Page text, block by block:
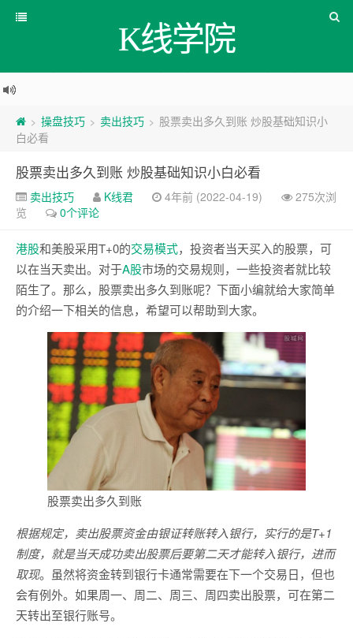
K线学院
> 操盘技巧 > 卖出技巧 > 股票卖出多久到账 炒股基础知识小
白必看
股票卖出多久到账 炒股基础知识小白必看
卖出技巧 K线君 4年前 (2022-04-19)
275次浏
览
0个评论
港股和美股采用T+0的交易模式，投资者当天买入的股票，可
以在当天卖出。对于A股市场的交易规则，一些投资者就比较
陌生了。那么，股票卖出多久到账呢？下面小编就给大家简单
的介绍一下相关的信息，希望可以帮助到大家。
股票卖出多久到账
根据规定，卖出股票资金由银证转账转入银行，实行的是T+1
制度，就是当天成功卖出股票后要第二天才能转入银行，进而
取现。虽然将资金转到银行卡通常需要在下一个交易日，但也
会有例外。如果周一、周二、周三、周四卖出股票，可在第二
天转出至银行账号。